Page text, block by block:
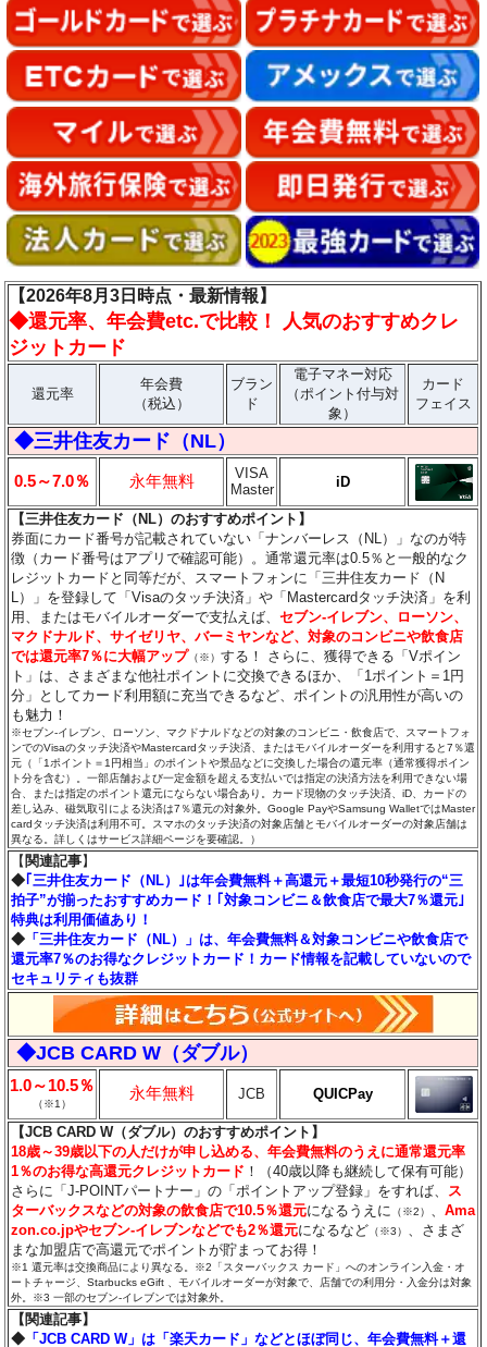
【2026年8月3日時点・最新情報】
◆還元率、年会費etc.で比較！ 人気のおすすめクレ
ジットカード
還元率
年会費
（税込）
ブラン
ド
電子マネー対応
（ポイント付与対
象）
カード
フェイス
◆三井住友カード（NL）
0.5～7.0％ 永年無料
VISA
Master
iD
【三井住友カード（NL）のおすすめポイント】
券面にカード番号が記載されていない「ナンバーレス（NL）」なのが特
徴（カード番号はアプリで確認可能）。通常還元率は0.5％と一般的なク
レジットカードと同等だが、スマートフォンに「三井住友カード（N
L）」を登録して「Visaのタッチ決済」や「Mastercardタッチ決済」を利
用、またはモバイルオーダーで支払えば、セブン‐イレブン、ローソン、
マクドナルド、サイゼリヤ、バーミヤンなど、対象のコンビニや飲食店
では還元率7％に大幅アップ （※）する！ さらに、獲得できる「Vポイン
ト」は、さまざまな他社ポイントに交換できるほか、「1ポイント＝1円
分」としてカード利用額に充当できるなど、ポイントの汎用性が高いの
も魅力！
※セブン‐イレブン、ローソン、マクドナルドなどの対象のコンビニ・飲食店で、スマートフォ
ンでのVisaのタッチ決済やMastercardタッチ決済、またはモバイルオーダーを利用すると7％還
元（「1ポイント＝1円相当」のポイントや景品などに交換した場合の還元率（通常獲得ポイン
ト分を含む）。一部店舗および一定金額を超える支払いでは指定の決済方法を利用できない場
合、または指定のポイント還元にならない場合あり。カード現物のタッチ決済、iD、カードの
差し込み、磁気取引による決済は7％還元の対象外。Google PayやSamsung WalletではMaster
cardタッチ決済は利用不可。スマホのタッチ決済の対象店舗とモバイルオーダーの対象店舗は
異なる。詳しくはサービス詳細ページを要確認。）
【 関連記事】
◆｢三井住友カード（NL）｣は年会費無料＋高還元＋最短10秒発行の“三
拍子”が揃ったおすすめカード！｢対象コンビニ＆飲食店で最大7％還元｣
特典は利用価値あり！
◆ 「三井住友カード（NL）」は、年会費無料＆対象コンビニや飲食店で
還元率7％のお得なクレジットカード！カード情報を記載していないので
セキュリティも抜群
◆JCB CARD W（ダブル）
1.0～10.5％
（※1）
永年無料 JCB QUICPay
【JCB CARD W（ダブル）のおすすめポイント】
18歳～39歳以下の人だけが申し込める、年会費無料のうえに通常還元率
1％のお得な高還元クレジットカード ！（40歳以降も継続して保有可能）
さらに「J-POINTパートナー」の「ポイントアップ登録」をすれば、 ス
ターバックスなどの対象の飲食店で10.5％還元になるうえに （※2） 、Ama
zon.co.jpやセブン‐イレブンなどでも2％還元になるなど （※3） 、さまざ
まな加盟店で高還元でポイントが貯まってお得！
※1 還元率は交換商品により異なる。※2「スターバックス カード」へのオンライン入金・オ
ートチャージ、Starbucks eGift 、モバイルオーダーが対象で、店舗での利用分・入金分は対象
外。※3 一部のセブン‐イレブンでは対象外。
【関連記事】
◆ 「JCB CARD W」は「楽天カード」などとほぼ同じ、年会費無料＋還